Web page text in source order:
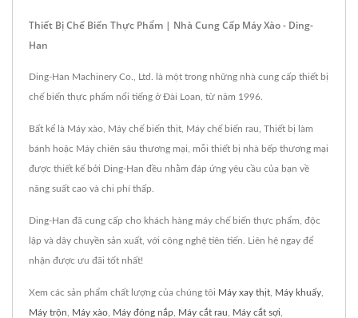
Thiết Bị Chế Biến Thực Phẩm | Nhà Cung Cấp Máy Xào - Ding-
Han
Ding-Han Machinery Co., Ltd. là một trong những nhà cung cấp thiết bị
chế biến thực phẩm nổi tiếng ở Đài Loan, từ năm 1996.
Bất kể là Máy xào, Máy chế biến thịt, Máy chế biến rau, Thiết bị làm
bánh hoặc Máy chiên sâu thương mại, mỗi thiết bị nhà bếp thương mại
được thiết kế bởi Ding-Han đều nhằm đáp ứng yêu cầu của bạn về
năng suất cao và chi phí thấp.
Ding-Han đã cung cấp cho khách hàng máy chế biến thực phẩm, độc
lập và dây chuyền sản xuất, với công nghệ tiên tiến. Liên hệ ngay để
nhận được ưu đãi tốt nhất!
Xem các sản phẩm chất lượng của chúng tôi Máy xay thịt Máy khuấy
Máy trộn Máy xào Máy đóng nắp Máy cắt rau Máy cắt sợi